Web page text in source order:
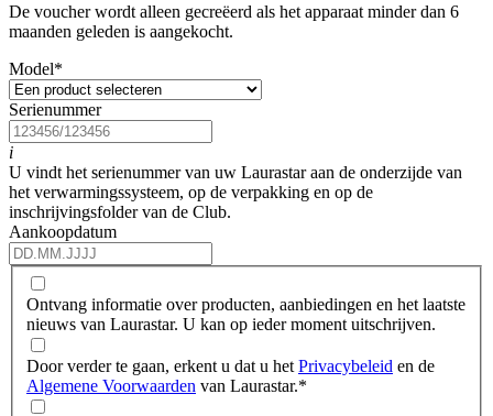
De voucher wordt alleen gecreëerd als het apparaat minder dan 6
maanden geleden is aangekocht.
Model*
Serienummer
i
U vindt het serienummer van uw Laurastar aan de onderzijde van
het verwarmingssysteem, op de verpakking en op de
inschrijvingsfolder van de Club.
Aankoopdatum
Ontvang informatie over producten, aanbiedingen en het laatste
nieuws van Laurastar. U kan op ieder moment uitschrijven.
Door verder te gaan, erkent u dat u het Privacybeleid en de
Algemene Voorwaarden van Laurastar.*